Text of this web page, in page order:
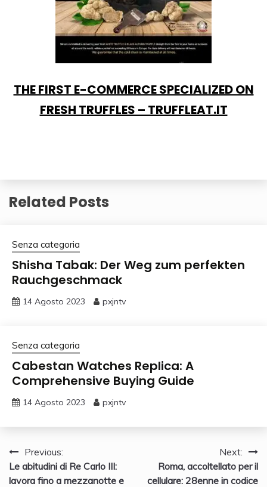
THE FIRST E-COMMERCE SPECIALIZED ON
FRESH TRUFFLES – TRUFFLEAT.IT
Related Posts
Senza categoria
Shisha Tabak: Der Weg zum perfekten
Rauchgeschmack
14 Agosto 2023 pxjntv
Senza categoria
Cabestan Watches Replica: A
Comprehensive Buying Guide
14 Agosto 2023 pxjntv
Navigazione
articoli
Previous:
Le abitudini di Re Carlo III:
lavora fino a mezzanotte e
Next:
Roma, accoltellato per il
cellulare: 28enne in codice